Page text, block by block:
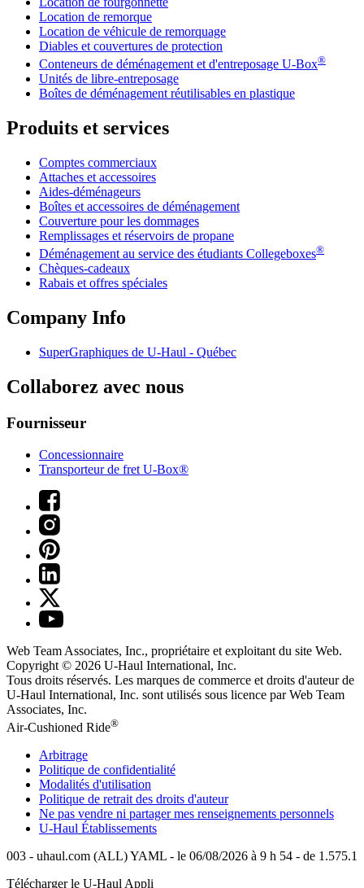
Location de remorque
Location de véhicule de remorquage
Diables et couvertures de protection
Conteneurs de déménagement et d'entreposage U-Box®
Unités de libre-entreposage
Boîtes de déménagement réutilisables en plastique
Produits et services
Comptes commerciaux
Attaches et accessoires
Aides-déménageurs
Boîtes et accessoires de déménagement
Couverture pour les dommages
Remplissages et réservoirs de propane
Déménagement au service des étudiants Collegeboxes®
Chèques-cadeaux
Rabais et offres spéciales
Company Info
SuperGraphiques de U-Haul - Québec
Collaborez avec nous
Fournisseur
Concessionnaire
Transporteur de fret U-Box®
Web Team Associates, Inc., propriétaire et exploitant du site Web.
Copyright © 2026 U-Haul International, Inc.
Tous droits réservés. Les marques de commerce et droits d'auteur de
U-Haul International, Inc. sont utilisés sous licence par Web Team
Associates, Inc.
Air-Cushioned Ride®
Arbitrage
Politique de confidentialité
Modalités d'utilisation
Politique de retrait des droits d'auteur
Ne pas vendre ni partager mes renseignements personnels
U-Haul Établissements
003 - uhaul.com (ALL) YAML - le 06/08/2026 à 9 h 54 - de 1.575.1
Télécharger le U-Haul Appli